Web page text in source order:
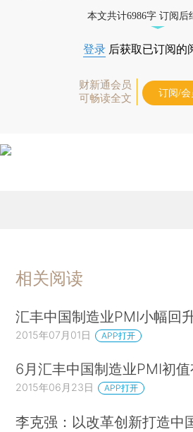
本文共计6986字 订阅后
登录 后获取已订阅的
财新通会员
可畅读全文
订阅/会
相关阅读
汇丰中国制造业PMI小幅回
2015年07月01日 APP打开
6月汇丰中国制造业PMI初
2015年06月23日 APP打开
李克强：以改革创新打造中